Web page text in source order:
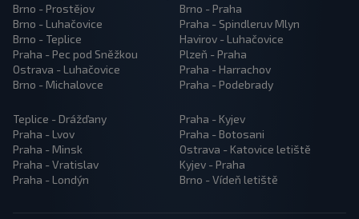
Brno - Prostějov
Brno - Luhačovice
Brno - Teplice
Praha - Pec pod Sněžkou
Ostrava - Luhačovice
Brno - Michalovce
Brno - Praha
Praha - Spindleruv Mlyn
Havirov - Luhačovice
Plzeň - Praha
Praha - Harrachov
Praha - Podebrady
Teplice - Drážďany
Praha - Lvov
Praha - Minsk
Praha - Vratislav
Praha - Londýn
Praha - Kyjev
Praha - Botosani
Ostrava - Katovice letiště
Kyjev - Praha
Brno - Vídeň letiště